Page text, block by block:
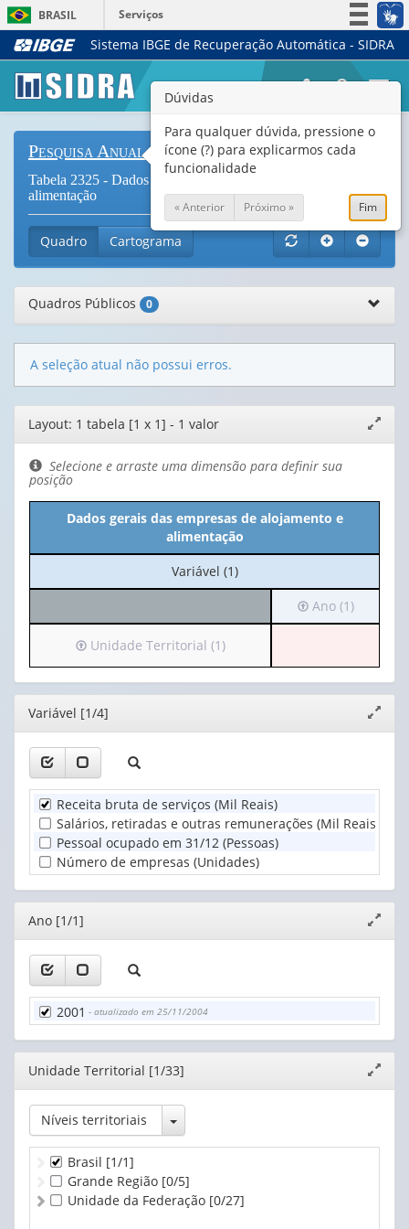
BRASIL
Serviços
Simplifique!
Legislação
Canais
Sistema IBGE de Recuperação Automática - SIDRA
Pesquisa Anual de Serviços
Tabela 2325 - Dados gerais das empresas de alojamento e
alimentação
Quadro Cartograma
Quadros Públicos 0
A seleção atual não possui erros.
Editor
de
layout
janela
Layout: 1 tabela [1 x 1] - 1 valor
Selecione e arraste uma dimensão para definir sua
posição
Dados gerais das empresas de alojamento e
alimentação
No
cabeçalho:
(1)
Variável (1)
Irá
para
(possui
apenas
valor):
(1)
Ano (1)
Irá
para
o
cabeçalho
(possui
apenas
1
valor):
Unidade
Territorial
(1)
Unidade Territorial (1)
Editor
janela
Variável [1/4]
Receita bruta de serviços (Mil Reais)
Salários, retiradas e outras remunerações (Mil Reais)
Pessoal ocupado em 31/12 (Pessoas)
Número de empresas (Unidades)
Editor
janela
Ano [1/1]
2001 - atualizado em 25/11/2004
Editor
janela
Unidade Territorial [1/33]
Níveis territoriais Toggle Dropdown
Brasil [1/1]
Grande Região [0/5]
Unidade da Federação [0/27]
Dúvidas
Para qualquer dúvida, pressione o
ícone (?) para explicarmos cada
funcionalidade
« Anterior Próximo » Fim